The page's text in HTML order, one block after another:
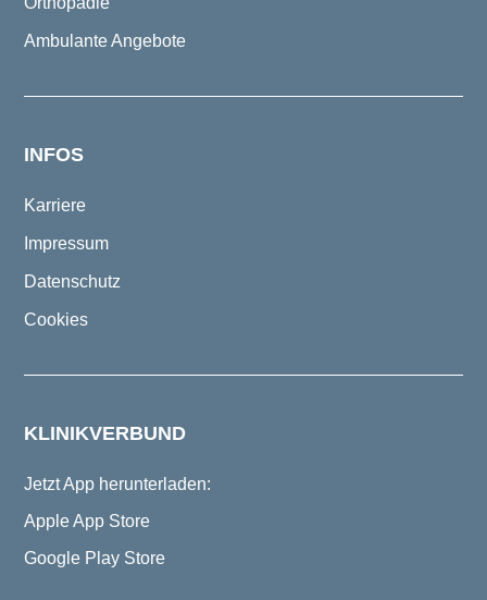
Ambulante Angebote
INFOS
Karriere
Impressum
Datenschutz
Cookies
KLINIKVERBUND
Jetzt App herunterladen:
Apple App Store
Google Play Store